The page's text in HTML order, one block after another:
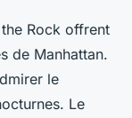
Rock offrent
de Manhattan.
le
Le